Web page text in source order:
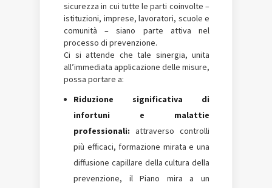
sicurezza in cui tutte le parti coinvolte –
istituzioni, imprese, lavoratori, scuole e
comunità – siano parte attiva nel
processo di prevenzione.
Ci si attende che tale sinergia, unita
all’immediata applicazione delle misure,
possa portare a:
Riduzione significativa di
infortuni e malattie
professionali: attraverso controlli
più efficaci, formazione mirata e una
diffusione capillare della cultura della
prevenzione, il Piano mira a un